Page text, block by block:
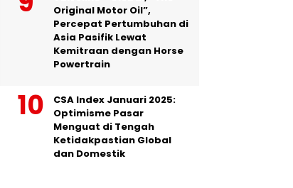
Original Motor Oil”,
Percepat Pertumbuhan di
Asia Pasifik Lewat
Kemitraan dengan Horse
Powertrain
CSA Index Januari 2025:
Optimisme Pasar
Menguat di Tengah
Ketidakpastian Global
dan Domestik